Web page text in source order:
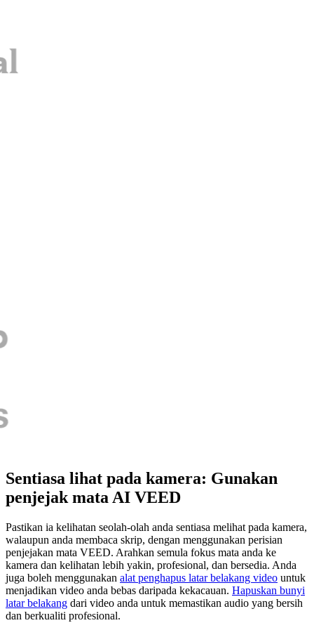
Sentiasa lihat pada kamera: Gunakan
penjejak mata AI VEED
Pastikan ia kelihatan seolah-olah anda sentiasa melihat pada kamera,
walaupun anda membaca skrip, dengan menggunakan perisian
penjejakan mata VEED. Arahkan semula fokus mata anda ke
kamera dan kelihatan lebih yakin, profesional, dan bersedia. Anda
juga boleh menggunakan alat penghapus latar belakang video untuk
menjadikan video anda bebas daripada kekacauan. Hapuskan bunyi
latar belakang dari video anda untuk memastikan audio yang bersih
dan berkualiti profesional.